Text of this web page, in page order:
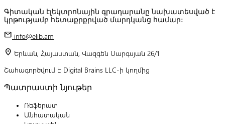
Գիտական էլեկտրոնային գրադարանը նախատեսված է
կրթությամբ հետաքրքրված մարդկանց համար:
mail info@elib.am
location_on Երևան, Հայաստան, Վազգեն Սարգսյան 26/1
Շահագործվում է Digital Brains LLC-ի կողմից
Պատրաստի նյութեր
Ռեֆերատ
Անհատական